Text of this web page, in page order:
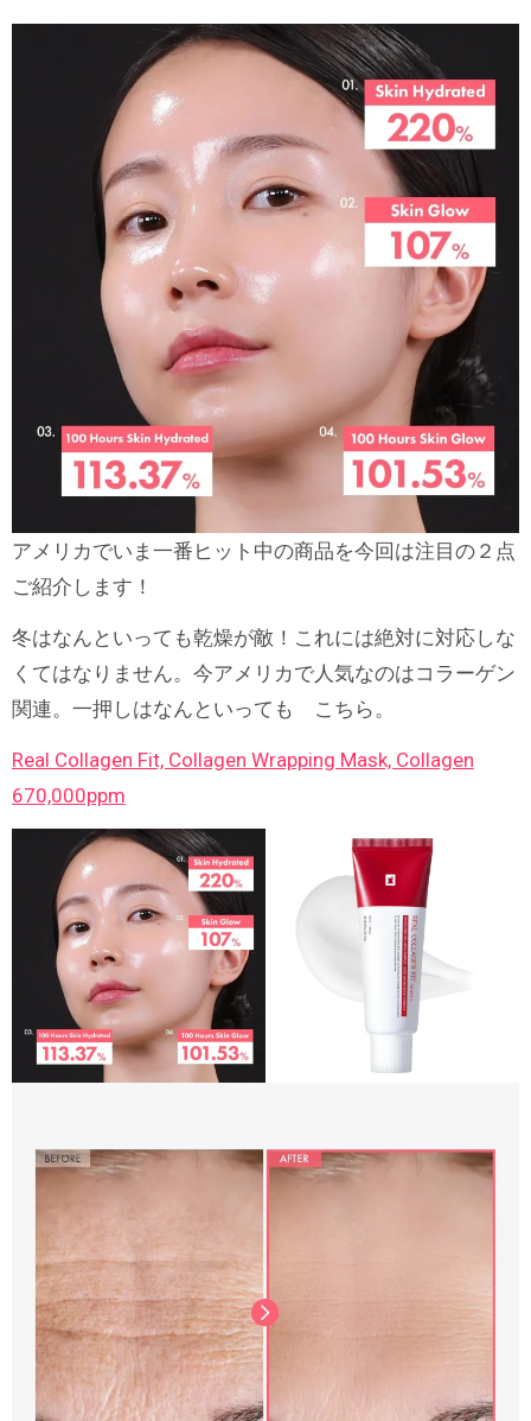
アメリカでいま一番ヒット中の商品を今回は注目の２点
ご紹介します！
冬はなんといっても乾燥が敵！これには絶対に対応しな
くてはなりません。今アメリカで人気なのはコラーゲン
関連。一押しはなんといっても こちら。
Real Collagen Fit, Collagen Wrapping Mask, Collagen
670,000ppm